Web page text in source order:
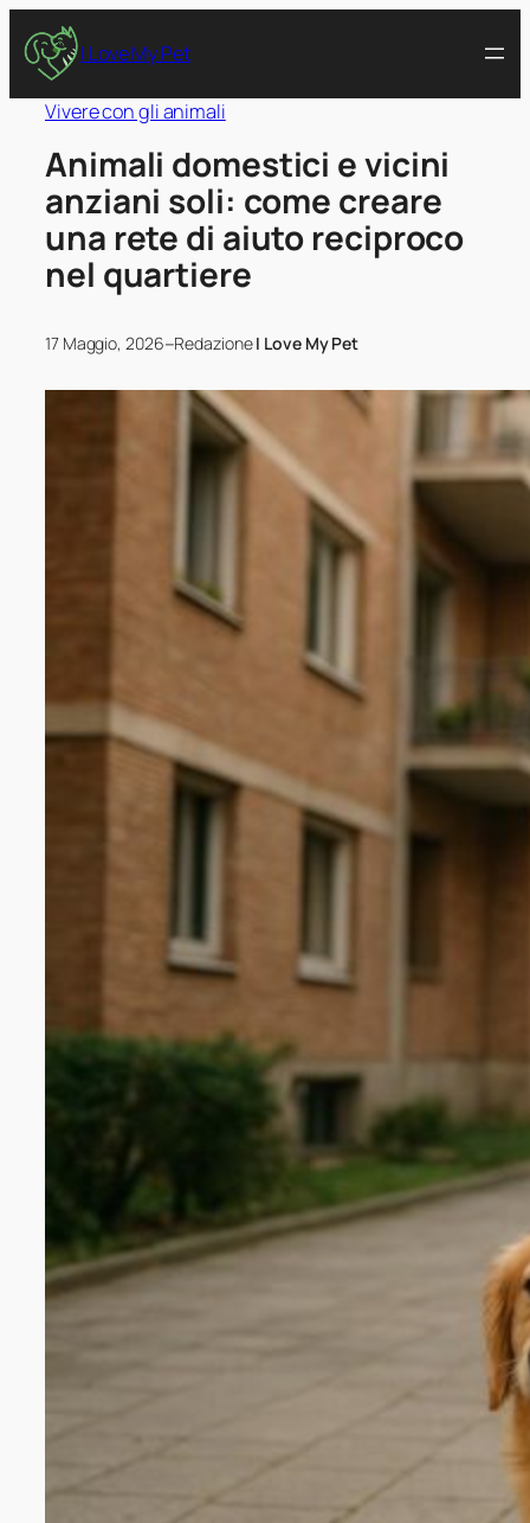
I Love My Pet
Vivere con gli animali
Animali domestici e vicini
anziani soli: come creare
una rete di aiuto reciproco
nel quartiere
17 Maggio, 2026–RedazioneI Love My Pet